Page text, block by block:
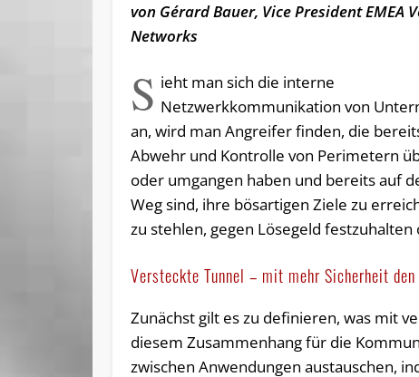
von Gérard Bauer, Vice President EMEA
Networks
S ieht man sich die interne
Netzwerkkommunikation von
an, wird man Angreifer finden, die
Abwehr und Kontrolle von Perimetern
oder umgangen haben und bereits auf
Weg sind, ihre bösartigen Ziele zu
zu stehlen, gegen Lösegeld
Versteckte Tunnel – mit mehr Sicherheit
Zunächst gilt es zu definieren, was mit
diesem Zusammenhang für die
zwischen Anwendungen austauschen,